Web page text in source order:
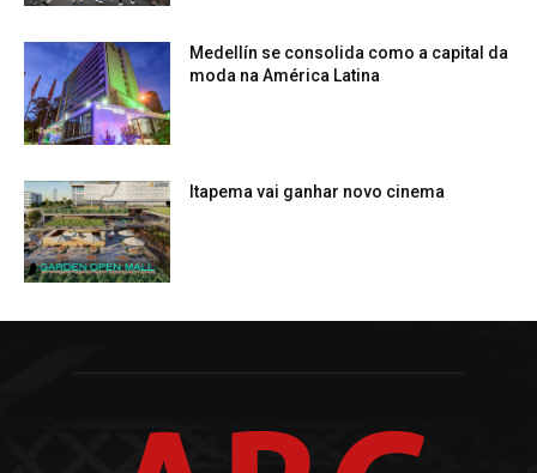
Medellín se consolida como a capital da
moda na América Latina
Itapema vai ganhar novo cinema